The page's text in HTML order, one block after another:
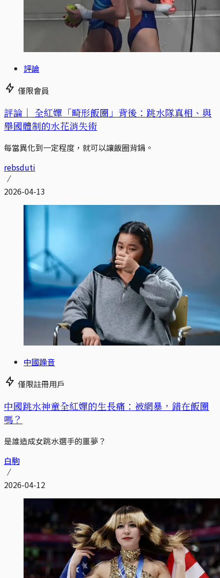
評論
僅限會員
評論｜ 全紅嬋「畸形飯圈」背後：跳水隊真相、與
舉國體制的水花消失術
每當異化到一定程度，就可以讓飯圈背鍋。
rebsduti
2026-04-13
中國躁音
僅限註冊用戶
中國跳水神童全紅嬋的生長痛：被網暴，錯在飯圈
嗎？
是誰造成女跳水選手的噩夢？
白駒
2026-04-12